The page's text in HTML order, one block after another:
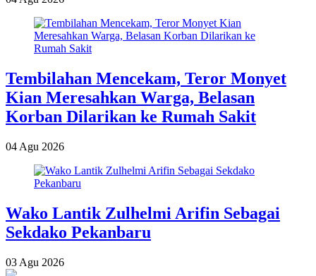
Tembilahan Mencekam, Teror Monyet
Kian Meresahkan Warga, Belasan
Korban Dilarikan ke Rumah Sakit
04 Agu 2026
Wako Lantik Zulhelmi Arifin Sebagai
Sekdako Pekanbaru
03 Agu 2026